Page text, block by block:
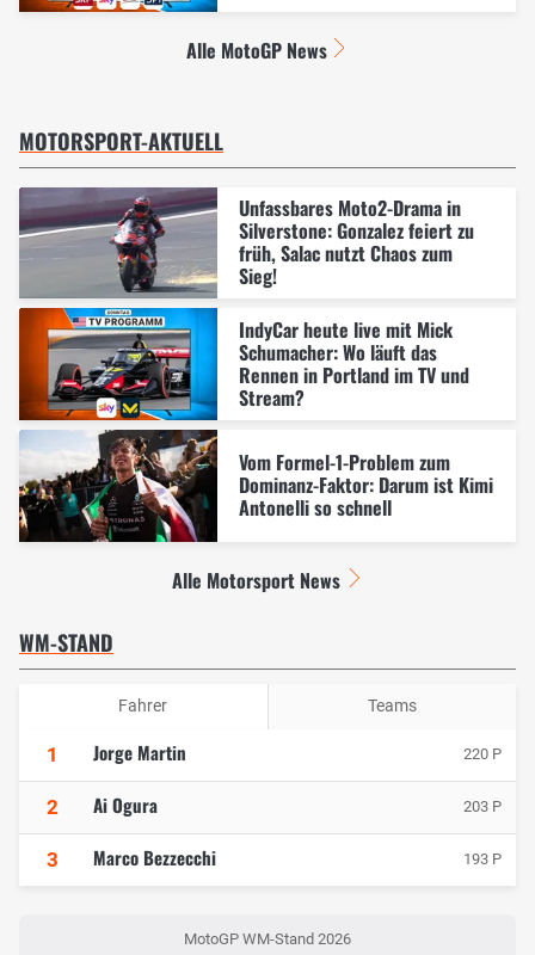
Alle MotoGP News
MOTORSPORT-AKTUELL
Unfassbares Moto2-Drama in
Silverstone: Gonzalez feiert zu
früh, Salac nutzt Chaos zum
Sieg!
IndyCar heute live mit Mick
Schumacher: Wo läuft das
Rennen in Portland im TV und
Stream?
Vom Formel-1-Problem zum
Dominanz-Faktor: Darum ist Kimi
Antonelli so schnell
Alle Motorsport News
WM-STAND
Fahrer Teams
1 Jorge Martin 220 P
2 Ai Ogura 203 P
3 Marco Bezzecchi 193 P
MotoGP WM-Stand 2026